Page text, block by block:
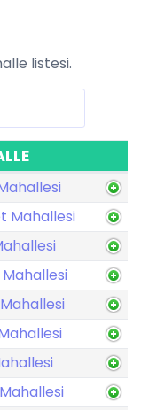
listesi.
Mahallesi
Mahallesi